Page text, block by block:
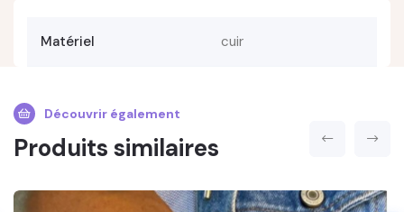
Matériel cuir
Découvrir également
Produits similaires